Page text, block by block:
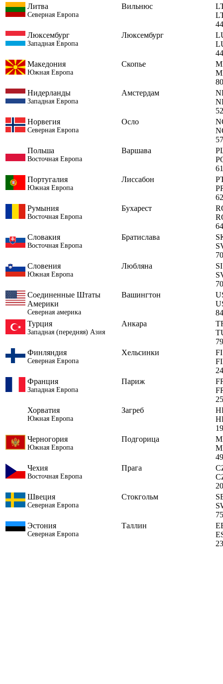
Литва
Северная Европа
Вильнюс
Люксембург
Западная Европа
Люксембург
Македония
Южная Европа
Скопье
Нидерланды
Западная Европа
Амстердам
Норвегия
Северная Европа
Осло
Польша
Восточная Европа
Варшава
Португалия
Южная Европа
Лиссабон
Румыния
Восточная Европа
Бухарест
Словакия
Восточная Европа
Братислава
Словения
Южная Европа
Любляна
SI
Соединенные Штаты
Америки
Северная америка
Вашингтон
Турция
Западная (передняя) Азия
Анкара
Финляндия
Северная Европа
Хельсинки
FI
Франция
Западная Европа
Париж
Хорватия
Южная Европа
Загреб
Черногория
Южная Европа
Подгорица
Чехия
Восточная Европа
Прага
Швеция
Северная Европа
Стокгольм
Эстония
Северная Европа
Таллин